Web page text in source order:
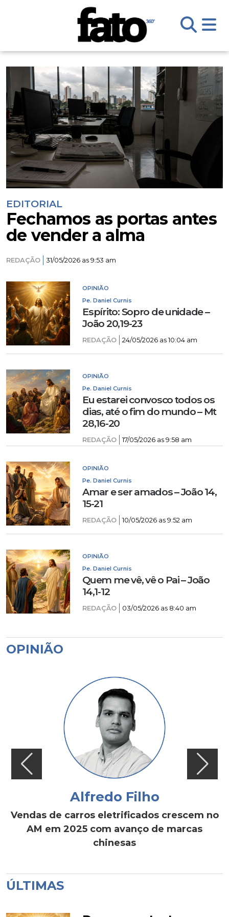
EDITORIAL
Fechamos as portas antes
de vender a alma
REDAÇÃO 31/05/2026 as 9:53 am
OPINIÃO
Pe. Daniel Curnis
Espírito: Sopro de unidade –
João 20,19-23
REDAÇÃO 24/05/2026 as 10:04 am
OPINIÃO
Pe. Daniel Curnis
Eu estarei convosco todos os
dias, até o fim do mundo – Mt
28,16-20
REDAÇÃO 17/05/2026 as 9:58 am
OPINIÃO
Pe. Daniel Curnis
Amar e ser amados – João 14,
15-21
REDAÇÃO 10/05/2026 as 9:52 am
OPINIÃO
Pe. Daniel Curnis
Quem me vê, vê o Pai – João
14,1-12
REDAÇÃO 03/05/2026 as 8:40 am
OPINIÃO
Alfredo Filho
Vendas de carros eletrificados crescem no
AM em 2025 com avanço de marcas
chinesas
ÚLTIMAS